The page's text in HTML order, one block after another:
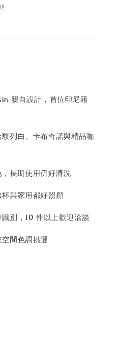
親自設計，首位印尼籍
列白、卡布奇諾與精品咖
長期使用仍好清洗
與家用都好照顧
別，10 件以上歡迎洽談
間色調挑選